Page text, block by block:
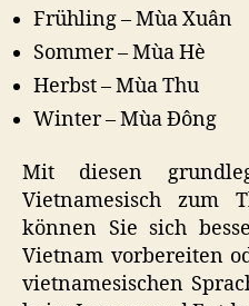
Frühling – Mùa Xuân
Sommer – Mùa Hè
Herbst – Mùa Thu
Winter – Mùa Đông
Mit diesen
Vietnamesisch zum
können Sie sich
Vietnam vorbereiten
vietnamesischen